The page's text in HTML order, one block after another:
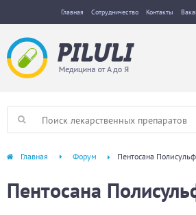
Главная Сотрудничество Контакты
Главная Форум Пентосана
Пентосана